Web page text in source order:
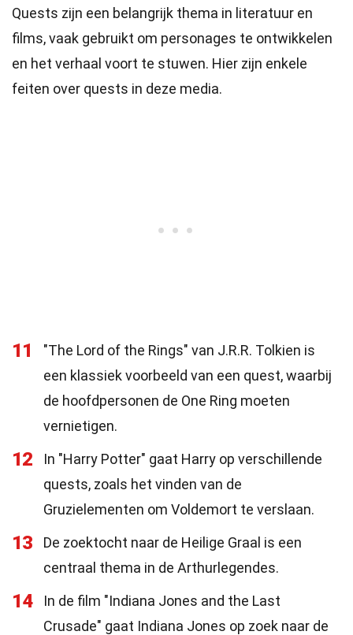
Quests zijn een belangrijk thema in literatuur en
films, vaak gebruikt om personages te ontwikkelen
en het verhaal voort te stuwen. Hier zijn enkele
feiten over quests in deze media.
11
"The Lord of the Rings" van J.R.R. Tolkien is
een klassiek voorbeeld van een quest, waarbij
de hoofdpersonen de One Ring moeten
vernietigen.
12
In "Harry Potter" gaat Harry op verschillende
quests, zoals het vinden van de
Gruzielementen om Voldemort te verslaan.
13
De zoektocht naar de Heilige Graal is een
centraal thema in de Arthurlegendes.
14
In de film "Indiana Jones and the Last
Crusade" gaat Indiana Jones op zoek naar de